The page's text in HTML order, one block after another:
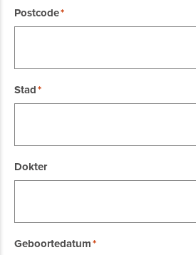
Postcode
Stad
Dokter
Geboortedatum